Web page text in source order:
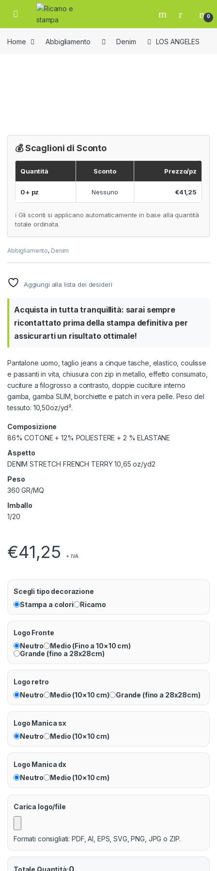
Skip to navigation
Skip to content
Open 0
Home Abbigliamento Denim LOS ANGELES
💰 Scaglioni di Sconto
Quantità Sconto Prezzo/pz
0+ pz Nessuno €41,25
ℹ️ Gli sconti si applicano automaticamente in base alla quantità
totale ordinata.
Abbigliamento, Denim
Aggiungi alla lista dei desideri
Acquista in tutta tranquillità: sarai sempre
ricontattato prima della stampa definitiva per
assicurarti un risultato ottimale!
Pantalone uomo, taglio jeans a cinque tasche, elastico, coulisse
e passanti in vita, chiusura con zip in metallo, effetto consumato,
cuciture a filogrosso a contrasto, doppie cuciture interno
gamba, gamba SLIM, borchiette e patch in vera pelle. Peso del
tessuto: 10,50oz/yd².
Composizione
86% COTONE + 12% POLIESTERE + 2 % ELASTANE
Aspetto
DENIM STRETCH FRENCH TERRY 10,65 oz/yd2
Peso
360 GR/MQ
Imballo
1/20
€41,25 + IVA
Scegli tipo decorazione
Stampa a colori
Ricamo
Logo Fronte
Neutro
Medio (Fino a 10×10 cm)
Grande (fino a 28x28cm)
Logo retro
Neutro
Medio (10×10 cm) Grande (fino a 28x28cm)
Logo Manica sx
Neutro
Medio (10×10 cm)
Logo Manica dx
Neutro
Medio (10×10 cm)
Carica logo/file
Formati consigliati: PDF, AI, EPS, SVG, PNG, JPG o ZIP.
Totale Quantità:0